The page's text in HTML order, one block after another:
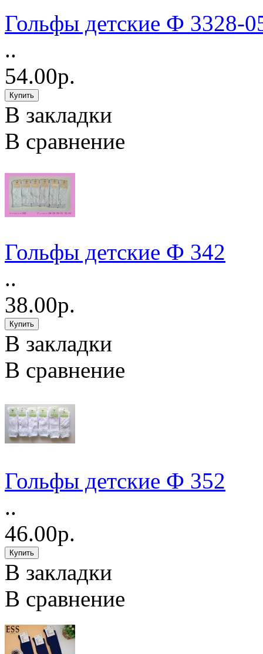
Гольфы детские Ф 3328-
..
54.00р.
В закладки
В сравнение
Гольфы детские Ф 342
..
38.00р.
В закладки
В сравнение
Гольфы детские Ф 352
..
46.00р.
В закладки
В сравнение